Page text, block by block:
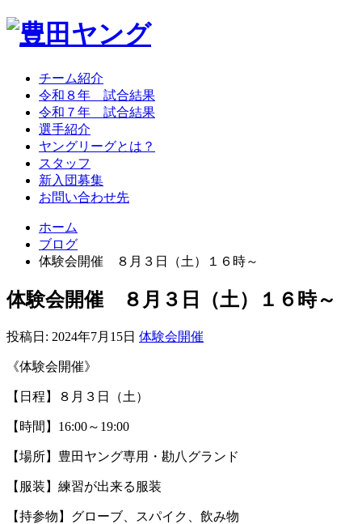
チーム紹介
令和８年 試合結果
令和７年 試合結果
選手紹介
ヤングリーグとは？
スタッフ
新入団募集
お問い合わせ先
ホーム
ブログ
体験会開催 ８月３日（土）１６時～
体験会開催 ８月３日（土）１６時～
投稿日: 2024年7月15日 体験会開催
《体験会開催》
【日程】８月３日（土）
【時間】16:00～19:00
【場所】豊田ヤング専用・勘八グランド
【服装】練習が出来る服装
【持参物】グローブ、スパイク、飲み物